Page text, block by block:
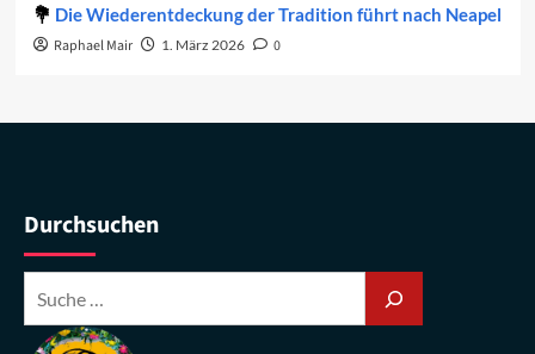
Die Wiederentdeckung der Tradition führt nach Neapel
Raphael Mair 1. März 2026 0
Durchsuchen